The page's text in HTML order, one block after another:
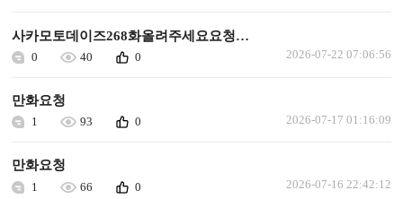
사카모토데이즈268화올려주세요요청합니다
0 40 0 2026-07-22 07:06:56
만화요청
1 93 0 2026-07-17 01:16:09
만화요청
1 66 0 2026-07-16 22:42:12